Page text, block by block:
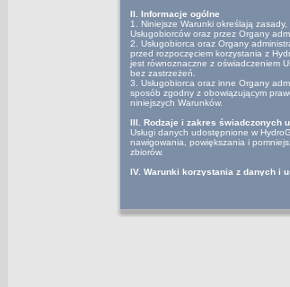
II. Informacje ogólne
1. Niniejsze Warunki określają
Usługobiorców oraz przez Organy
2. Usługobiorca oraz Organy
przed rozpoczęciem korzystania z
jest równoznaczne z oświadczeniem
bez zastrzeżeń.
3. Usługobiorca oraz inne Organy
sposób zgodny z obowiązującym
niniejszych Warunków.
III. Rodzaje i zakres świadczonych
Usługi danych udostępnione w
nawigowania, powiększania i
zbiorów.
IV. Warunki korzystania z danych i
1. Dostęp do usług o których mowa
2. Usługobiorca ma prawo korzystać
niekomercyjnych, wyłącznie w
prawie autorskim.
3. Usługobiorca nie ma prawa
inny sposób wprowadzać do obrotu
całości bądź we fragmentach, w